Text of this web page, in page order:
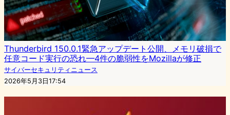
Thunderbird 150.0.1緊急アップデート公開、メモリ破損で
任意コード実行の恐れ—4件の脆弱性をMozillaが修正
サイバーセキュリティニュース
2026年5月3日17:54